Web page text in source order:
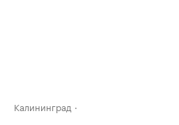
Калининград